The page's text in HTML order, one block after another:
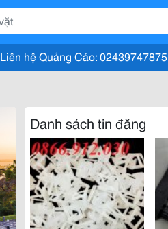
Liên hệ Quảng Cáo: 02439747875
Danh sách tin đăng